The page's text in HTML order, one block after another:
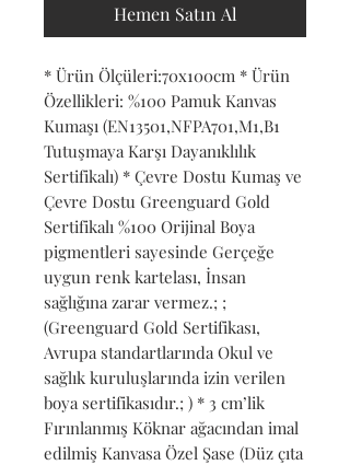
Hemen Satın Al
* Ürün Ölçüleri:70x100cm * Ürün
Özellikleri: %100 Pamuk Kanvas
Kumaşı (EN13501,NFPA701,M1,B1
Tutuşmaya Karşı Dayanıklılık
Sertifikalı) * Çevre Dostu Kumaş ve
Çevre Dostu Greenguard Gold
Sertifikalı %100 Orijinal Boya
pigmentleri sayesinde Gerçeğe
uygun renk kartelası, İnsan
sağlığına zarar vermez.; ;
(Greenguard Gold Sertifikası,
Avrupa standartlarında Okul ve
sağlık kuruluşlarında izin verilen
boya sertifikasıdır.; ) * 3 cm’lik
Fırınlanmış Köknar ağacından imal
edilmiş Kanvasa Özel Şase (Düz çıta